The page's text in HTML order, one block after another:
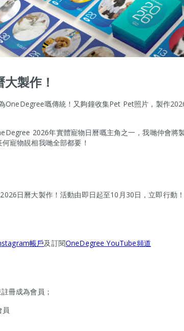
製作！
OneDegree嘅傳統！又夠鐘收集Pet Pet照片，製作
2026年實體寵物日曆嘅主角之一，我哋仲會將
寵物靚相我哋全部都要！
日曆大製作！活動由即日起至10月30日，立即行動！
帳戶及訂閱OneDegree YouTube頻道
註冊成為會員；
員